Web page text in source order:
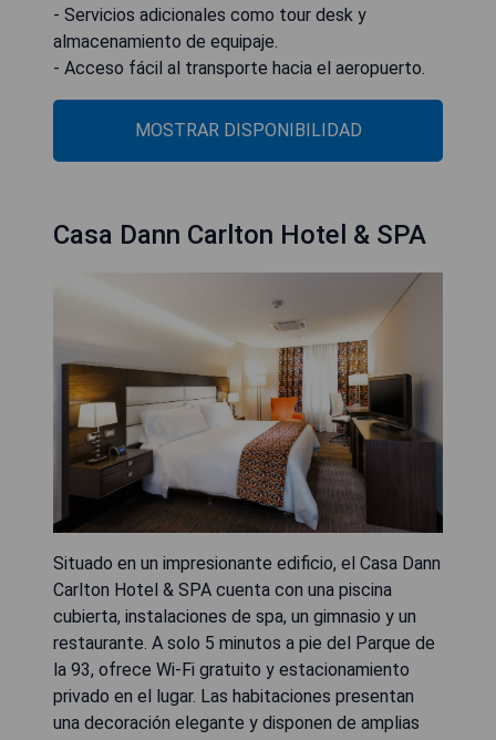
- Servicios adicionales como tour desk y
almacenamiento de equipaje.
- Acceso fácil al transporte hacia el aeropuerto.
MOSTRAR DISPONIBILIDAD
Casa Dann Carlton Hotel & SPA
Situado en un impresionante edificio, el Casa Dann
Carlton Hotel & SPA cuenta con una piscina
cubierta, instalaciones de spa, un gimnasio y un
restaurante. A solo 5 minutos a pie del Parque de
la 93, ofrece Wi-Fi gratuito y estacionamiento
privado en el lugar. Las habitaciones presentan
una decoración elegante y disponen de amplias